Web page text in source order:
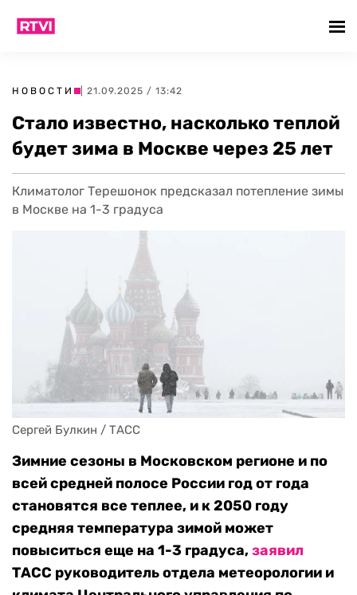
НОВОСТИ | 21.09.2025 / 13:42
Стало известно, насколько теплой
будет зима в Москве через 25 лет
Климатолог Терешонок предсказал потепление зимы
в Москве на 1-3 градуса
Сергей Булкин / ТАСС
Зимние сезоны в Московском регионе и по
всей средней полосе России год от года
становятся все теплее, и к 2050 году
средняя температура зимой может
повыситься еще на 1-3 градуса,заявил
ТАСС руководитель отдела метеорологии и